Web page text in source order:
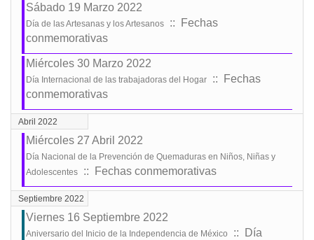
Sábado 19 Marzo 2022
Día de las Artesanas y los Artesanos
:: Fechas
conmemorativas
Miércoles 30 Marzo 2022
Día Internacional de las trabajadoras del Hogar
:: Fechas
conmemorativas
Abril 2022
Miércoles 27 Abril 2022
Día Nacional de la Prevención de Quemaduras en Niños, Niñas y
Adolescentes
:: Fechas conmemorativas
Septiembre 2022
Viernes 16 Septiembre 2022
Aniversario del Inicio de la Independencia de México
:: Día